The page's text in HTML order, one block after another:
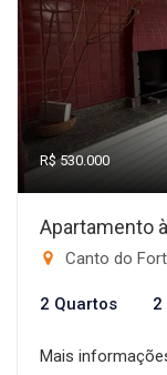
R$ 530.000
Apartamento
Canto do
2 Quartos 2
Mais